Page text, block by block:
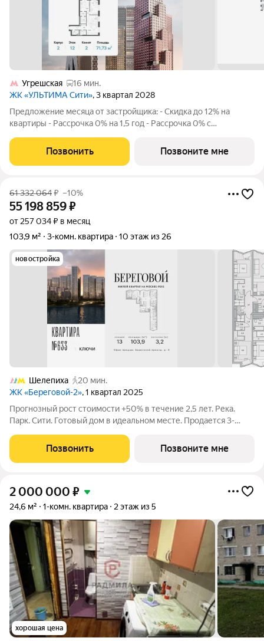
Угрешская
16 мин.
ЖК «УЛЬТИМА Сити», 3 квартал 2028
Предложение месяца от застройщика: - Скидка до 12% на
квартиры - Рассрочка 0% на 1,5 год - Рассрочка 0% с
7% на 7 лет - Семейная ипотека без удорожания, ставка 4% -
Ипотека для всех на весь
Позвонить Позвоните мне
61 332 064₽ –10%
55 198 859₽
от 257 034 ₽ в месяц
103,9 м²
3-комн. квартира 10 этаж из 26
новостройка
Шелепиха
20 мин.
ЖК «Береговой-2», 1 квартал 2025
Прогнозный рост стоимости +50% в течение 2,5 лет. Река.
Парк. Сити. Готовый дом в идеальном месте. Продается 3-
и видом на закрытый парковый двор. Береговой - квартал-
курорт в центре столицы.
Позвонить Позвоните мне
2 000 000 ₽
24,6 м² 1-комн. квартира 2 этаж из 5
хорошая цена